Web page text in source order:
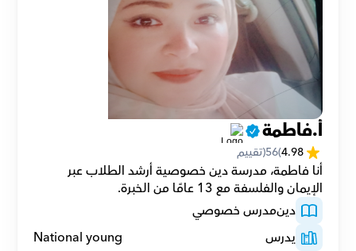
أ.فاطمة
4.98
(
56(تقييم
الإيمان والفلسفة مع 13 عامًا من الخبرة.
دينمدرس خصوصي
يدرس
National young